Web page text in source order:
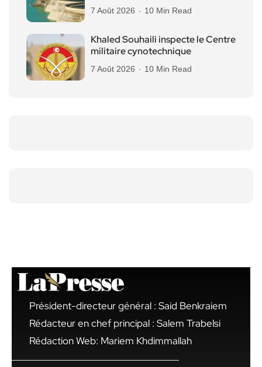
7 Août 2026 10 Min Read
Khaled Souhaili inspecte le Centre
militaire cynotechnique
7 Août 2026 10 Min Read
Président-directeur général : Said Benkraiem
Rédacteur en chef principal : Salem Trabelsi
Rédaction Web: Mariem Khdimmallah